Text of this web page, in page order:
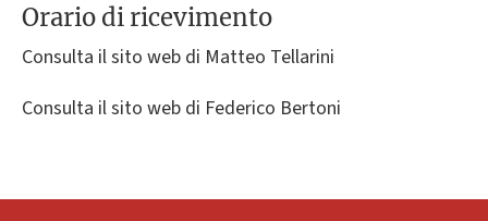
Orario di ricevimento
Consulta il sito web di Matteo Tellarini
Consulta il sito web di Federico Bertoni